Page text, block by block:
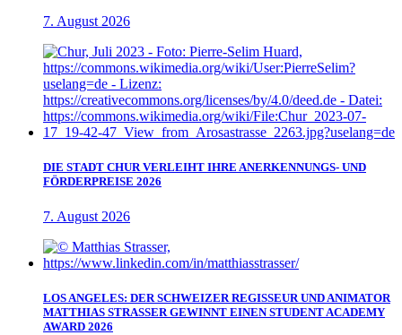
7. August 2026
DIE STADT CHUR VERLEIHT IHRE ANERKENNUNGS- UND
FÖRDERPREISE 2026
7. August 2026
LOS ANGELES: DER SCHWEIZER REGISSEUR UND ANIMATOR
MATTHIAS STRASSER GEWINNT EINEN STUDENT ACADEMY
AWARD 2026